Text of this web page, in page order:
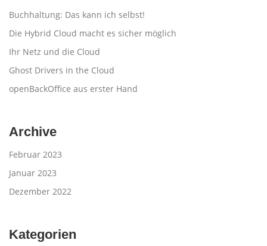
Buchhaltung: Das kann ich selbst!
Die Hybrid Cloud macht es sicher möglich
Ihr Netz und die Cloud
Ghost Drivers in the Cloud
openBackOffice aus erster Hand
Archive
Februar 2023
Januar 2023
Dezember 2022
Kategorien